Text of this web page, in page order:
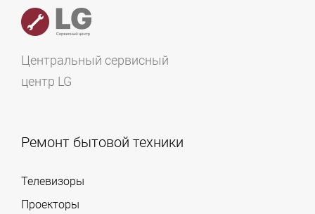
Центральный сервисный
центр LG
Ремонт бытовой техники
Телевизоры
Проекторы